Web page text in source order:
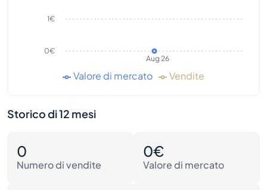
Aug 26
0€
1€
Valore di mercato Vendite
Storico di 12 mesi
0
Numero di vendite
0€
Valore di mercato